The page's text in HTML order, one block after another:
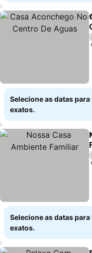
Selecione as datas
exatos.
Selecione as datas
exatos.